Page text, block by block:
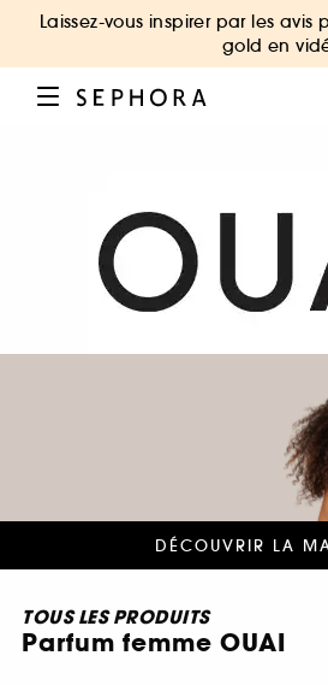
Laissez-vous inspirer par les
gold en
DÉCOUVRIR LA
TOUS LES PRODUITS
Parfum femme OUAI